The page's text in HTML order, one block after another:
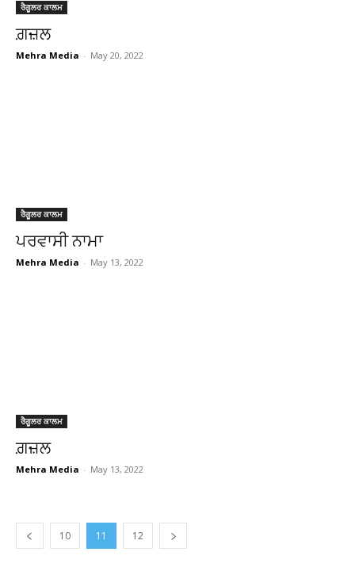
ਰੈਗੂਲਰ ਕਾਲਮ
ਗ਼ਜ਼ਲ
Mehra Media - May 20, 2022
ਰੈਗੂਲਰ ਕਾਲਮ
ਪਰਵਾਸੀ ਨਾਮਾ
Mehra Media - May 13, 2022
ਰੈਗੂਲਰ ਕਾਲਮ
ਗ਼ਜ਼ਲ
Mehra Media - May 13, 2022
10 11 12